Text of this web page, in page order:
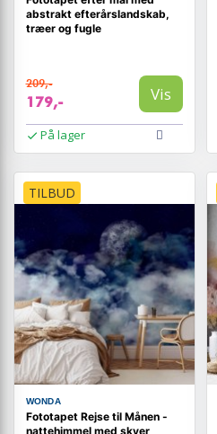
abstrakt efterårslandskab,
træer og fugle
209,-
179,- Vis
På lager
TILBUD
WONDA
Fototapet Rejse til Månen -
nattehimmel med skyer